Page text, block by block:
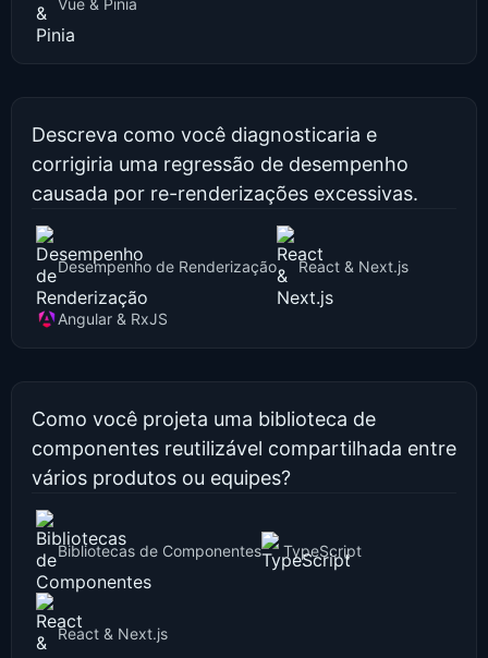
Descreva como você diagnosticaria e
corrigiria uma regressão de desempenho
causada por re-renderizações excessivas.
Desempenho de Renderização React & Next.js
Angular & RxJS
Como você projeta uma biblioteca de
componentes reutilizável compartilhada entre
vários produtos ou equipes?
Bibliotecas de Componentes TypeScript
React & Next.js